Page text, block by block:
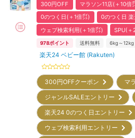
300円OFF マラソン11店(＋10倍
0のつく日(＋1倍㌽)
0のつく日
ウェブ検索利用(＋1倍㌽)
SPU(＋
978ポイント 送料無料 6kg～12kg
楽天24 ベビー館 (Rakuten)
300円OFFクーポン
マ
ジャンルSALEエントリー
楽天24 0のつく日エントリー
ウェブ検索利用エントリー